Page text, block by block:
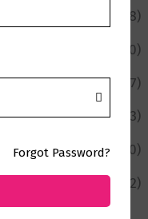
(88)
(210)
(367)
(43)
(110)
(12)
Forgot Password?